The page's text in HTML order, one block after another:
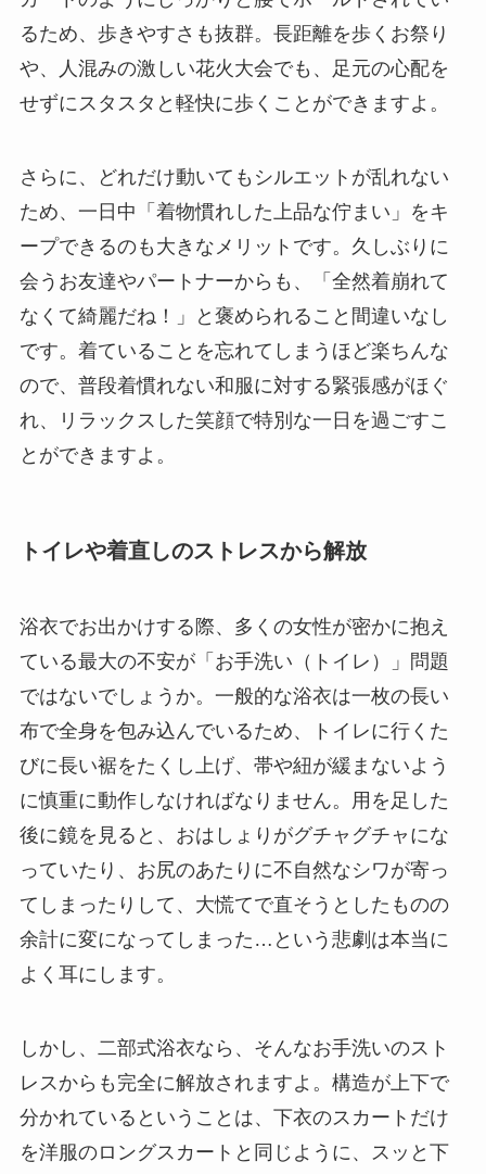
るため、歩きやすさも抜群。長距離を歩くお祭り
や、人混みの激しい花火大会でも、足元の心配を
せずにスタスタと軽快に歩くことができますよ。
さらに、どれだけ動いてもシルエットが乱れない
ため、一日中「着物慣れした上品な佇まい」をキ
ープできるのも大きなメリットです。久しぶりに
会うお友達やパートナーからも、「全然着崩れて
なくて綺麗だね！」と褒められること間違いなし
です。着ていることを忘れてしまうほど楽ちんな
ので、普段着慣れない和服に対する緊張感がほぐ
れ、リラックスした笑顔で特別な一日を過ごすこ
とができますよ。
トイレや着直しのストレスから解放
浴衣でお出かけする際、多くの女性が密かに抱え
ている最大の不安が「お手洗い（トイレ）」問題
ではないでしょうか。一般的な浴衣は一枚の長い
布で全身を包み込んでいるため、トイレに行くた
びに長い裾をたくし上げ、帯や紐が緩まないよう
に慎重に動作しなければなりません。用を足した
後に鏡を見ると、おはしょりがグチャグチャにな
っていたり、お尻のあたりに不自然なシワが寄っ
てしまったりして、大慌てで直そうとしたものの
余計に変になってしまった…という悲劇は本当に
よく耳にします。
しかし、二部式浴衣なら、そんなお手洗いのスト
レスからも完全に解放されますよ。構造が上下で
分かれているということは、下衣のスカートだけ
を洋服のロングスカートと同じように、スッと下